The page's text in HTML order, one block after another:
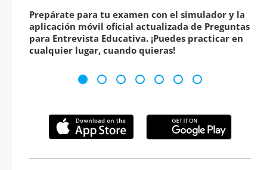
Prepárate para tu examen con el simulador y la
aplicación móvil oficial actualizada de Preguntas
para Entrevista Educativa. ¡Puedes practicar en
cualquier lugar, cuando quieras!